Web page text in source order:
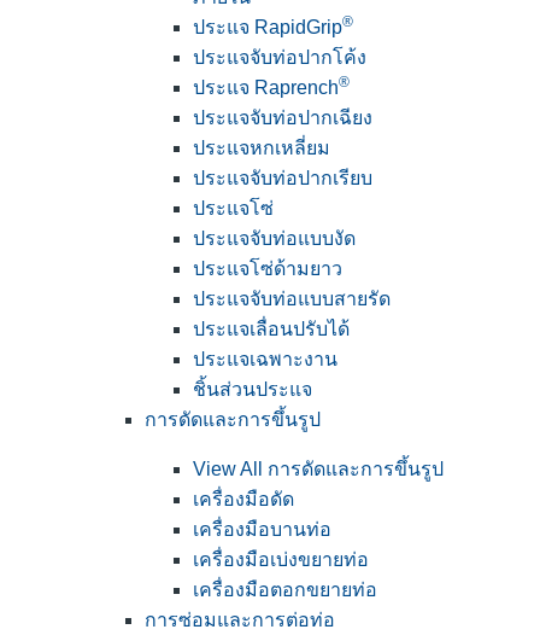
ประแจ RapidGrip®
ประแจจับท่อปากโค้ง
ประแจ Raprench®
ประแจจับท่อปากเฉียง
ประแจหกเหลี่ยม
ประแจจับท่อปากเรียบ
ประแจโซ่
ประแจจับท่อแบบงัด
ประแจโซ่ด้ามยาว
ประแจจับท่อแบบสายรัด
ประแจเลื่อนปรับได้
ประแจเฉพาะงาน
ชิ้นส่วนประแจ
การดัดและการขึ้นรูป
View All การดัดและการขึ้นรูป
เครื่องมือดัด
เครื่องมือบานท่อ
เครื่องมือเบ่งขยายท่อ
เครื่องมือตอกขยายท่อ
การซ่อมและการต่อท่อ